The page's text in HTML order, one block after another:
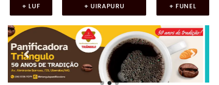
+ LUF + UIRAPURU + FUNEL